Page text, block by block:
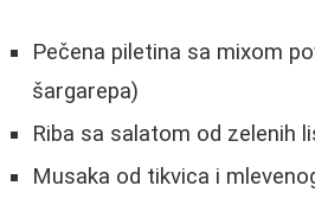
Pečena piletina sa mixom
šargarepa)
Riba sa salatom od zelenih
Musaka od tikvica i